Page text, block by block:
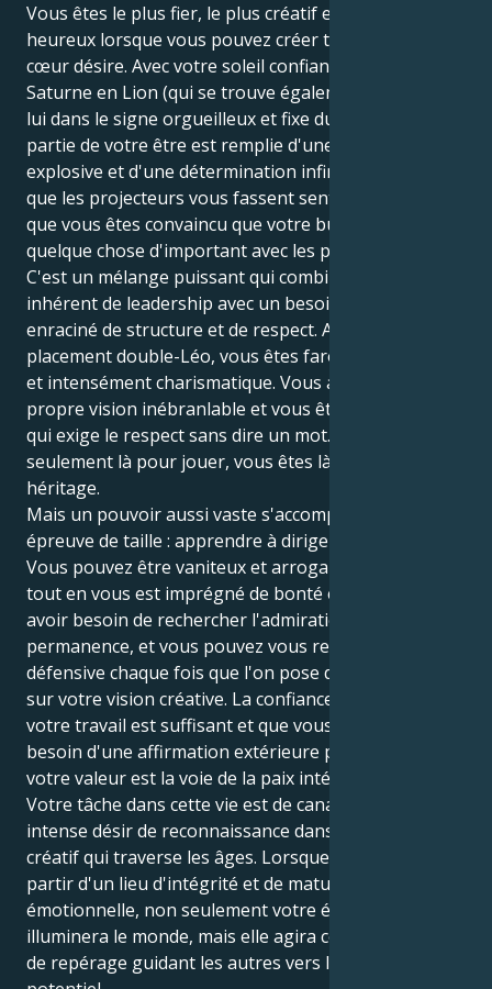
Vous êtes le plus fier, le plus créatif et le plus
heureux lorsque vous pouvez créer tout ce que votre
cœur désire. Avec votre soleil confiant reposant sur
Saturne en Lion (qui se trouve également être chez
lui dans le signe orgueilleux et fixe du Lion), chaque
partie de votre être est remplie d'une ambition
explosive et d'une détermination infinie. Ce n'est pas
que les projecteurs vous fassent sentir aimé, c'est
que vous êtes convaincu que votre but est de faire
quelque chose d'important avec les projecteurs.
C'est un mélange puissant qui combine un désir
inhérent de leadership avec un besoin profondément
enraciné de structure et de respect. Avec un
placement double-Léo, vous êtes farouchement loyal
et intensément charismatique. Vous avez votre
propre vision inébranlable et vous êtes un leader né
qui exige le respect sans dire un mot. Vous n'êtes pas
seulement là pour jouer, vous êtes là pour laisser un
héritage.
Mais un pouvoir aussi vaste s'accompagne d'une
épreuve de taille : apprendre à diriger avec humilité.
Vous pouvez être vaniteux et arrogant, croire que
tout en vous est imprégné de bonté et de lumière et
avoir besoin de rechercher l'admiration en
permanence, et vous pouvez vous retrouver sur la
défensive chaque fois que l'on pose des questions
sur votre vision créative. La confiance dans le fait que
votre travail est suffisant et que vous n'avez pas
besoin d'une affirmation extérieure pour prouver
votre valeur est la voie de la paix intérieure.
Votre tâche dans cette vie est de canaliser votre
intense désir de reconnaissance dans un projet
créatif qui traverse les âges. Lorsque vous dirigez à
partir d'un lieu d'intégrité et de maturité
émotionnelle, non seulement votre étincelle créative
illuminera le monde, mais elle agira comme un signal
de repérage guidant les autres vers leur plus grand